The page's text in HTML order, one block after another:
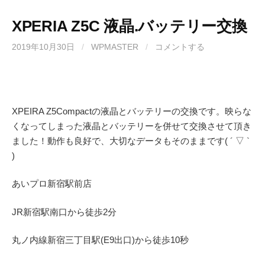
XPERIA Z5C 液晶.バッテリー交換
2019年10月30日 / WPMASTER / コメントする
XPEIRA Z5Compactの液晶とバッテリーの交換です。映らな
くなってしまった液晶とバッテリーを併せて交換させて頂き
ました！動作も良好で、大切なデータもそのままです( ´ ▽ `
)
あいプロ新宿駅前店
JR新宿駅南口から徒歩2分
丸ノ内線新宿三丁目駅(E9出口)から徒歩10秒